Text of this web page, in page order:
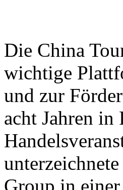
Die China
wichtige
und zur
acht Jahren in
Group in